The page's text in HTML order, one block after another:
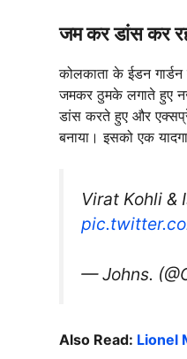
जम कर डांस कर
कोलकाता के ईडन
जमकर ठुमके लगाते हुए
डांस करते हुए और
बनाया। इसको एक
Virat Kohli &
— Johns.
Also Read: Lionel